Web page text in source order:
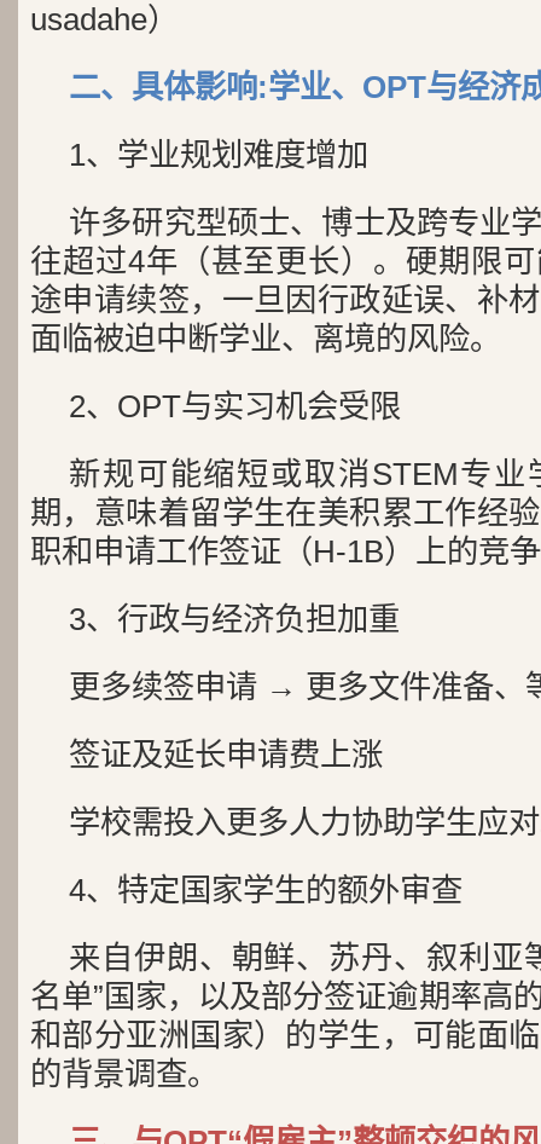
usadahe）
二、具体影响:学业、OPT与经济
1、学业规划难度增加
许多研究型硕士、博士及跨专业
往超过4年（甚至更长）。硬期限
途申请续签，一旦因行政延误、补
面临被迫中断学业、离境的风险。
2、OPT与实习机会受限
新规可能缩短或取消STEM专业
期，意味着留学生在美积累工作经
职和申请工作签证（H-1B）上的竞
3、行政与经济负担加重
更多续签申请 → 更多文件准备、
签证及延长申请费上涨
学校需投入更多人力协助学生应
4、特定国家学生的额外审查
来自伊朗、朝鲜、苏丹、叙利亚
名单”国家，以及部分签证逾期率高
和部分亚洲国家）的学生，可能面
的背景调查。